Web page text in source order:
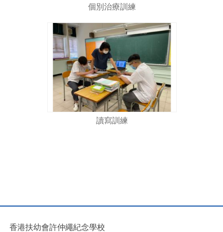
個別治療訓練
讀寫訓練
香港扶幼會許仲繩紀念學校